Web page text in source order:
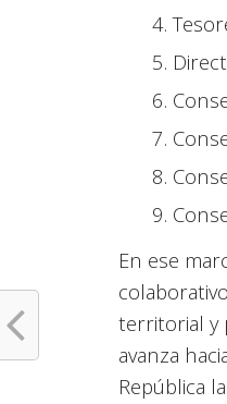
En ese
territorial y
avanza
República